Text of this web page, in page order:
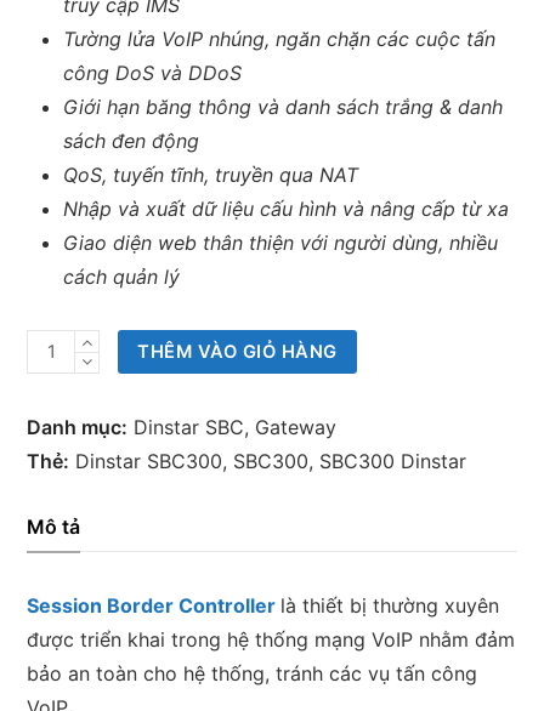
truy cập IMS
Tường lửa VoIP nhúng, ngăn chặn các cuộc tấn
công DoS và DDoS
Giới hạn băng thông và danh sách trắng & danh
sách đen động
QoS, tuyến tĩnh, truyền qua NAT
Nhập và xuất dữ liệu cấu hình và nâng cấp từ xa
Giao diện web thân thiện với người dùng, nhiều
cách quản lý
Dinstar
SBC300
số
lượng
THÊM VÀO GIỎ HÀNG
Danh mục: Dinstar SBC, Gateway
Thẻ: Dinstar SBC300, SBC300, SBC300 Dinstar
Mô tả
Session Border Controller là thiết bị thường xuyên
được triển khai trong hệ thống mạng VoIP nhằm đảm
bảo an toàn cho hệ thống, tránh các vụ tấn công